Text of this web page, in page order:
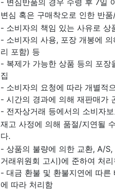
변심 혹은 구매착오로 인한 반
- 소비자의 책임 있는 사유로
- 소비자의 사용, 포장 개봉에
리 포함) 등
- 복제가 가능한 상품 등의 포장
집
- 소비자의 요청에 따라 개별적
- 시간의 경과에 의해 재판매가
- 전자상거래 등에서의 소비자
재고 사정에 의해 품절/지연될
다.
- 상품의 불량에 의한 교환, A/
거래위원회 고시)에 준하여 처
- 대금 환불 및 환불지연에 따른
에 따라 처리함